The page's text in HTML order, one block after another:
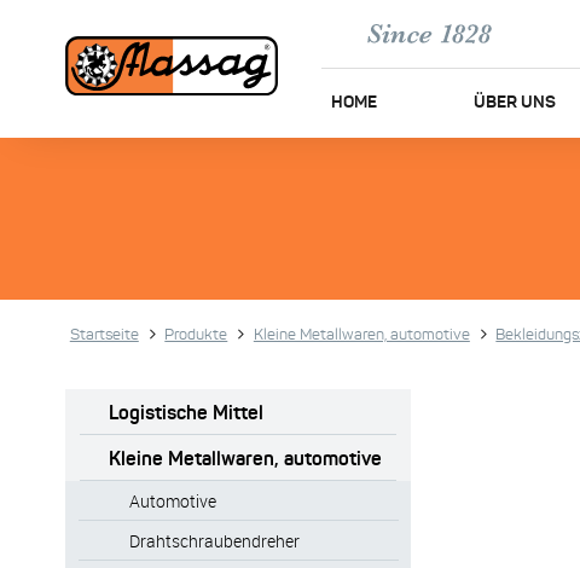
HOME ÜBER UNS
Startseite Produkte Kleine Metallwaren, automotive
Logistische Mittel
Kleine Metallwaren, automotive
Automotive
Drahtschraubendreher